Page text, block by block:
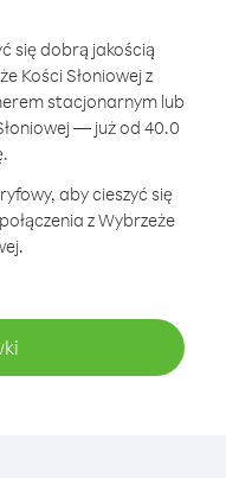
się dobrą jakością
Kości Słoniowej z
stacjonarnym lub
— już od 40.0
aby cieszyć się
z Wybrzeże